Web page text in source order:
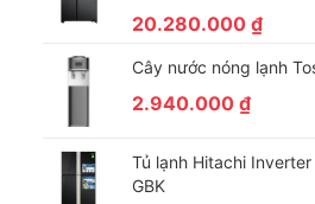
– Tủ đông Sanaky VH-682K có lỗ
dàng vệ sinh trong quá trình sử
là gas R134a thân thiện với môi
nhiệt độ.
Gas R134a thân thiện với môi
20.280.000 ₫
Cây nước nóng lạnh
2.940.000 ₫
Tủ lạnh Hitachi
GBK